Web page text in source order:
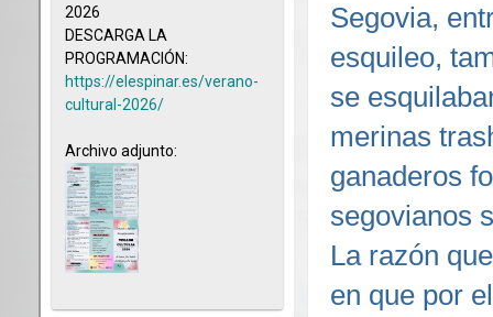
Segovia,
esquileo,
se
merinas
ganaderos
segovianos
La razón
en que por